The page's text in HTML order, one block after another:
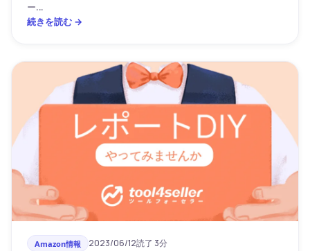
ー...
続きを読む →
Amazon情報 2023/06/12読了 3分